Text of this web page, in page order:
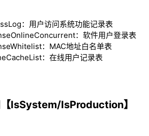
：用户访问系统功能记录表
：软件用户登录表
：MAC地址白名单表
：在线用户记录表
IsSystem/IsProduction】